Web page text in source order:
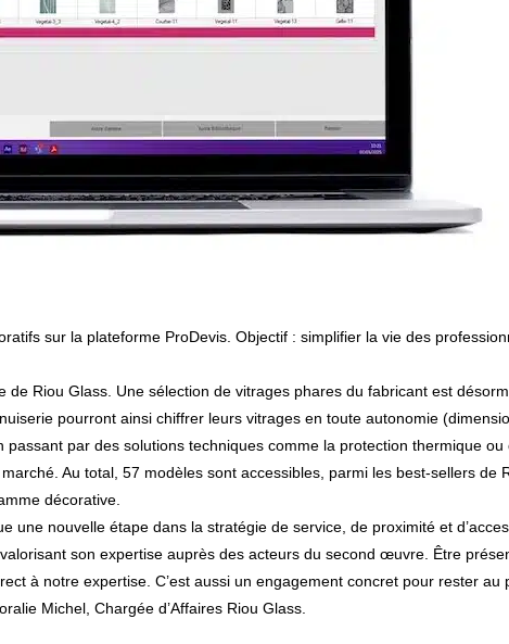
Riou Glass. Une sélection de vitrages phares du fabricant est
pourront ainsi chiffrer leurs vitrages en toute autonomie
par des solutions techniques comme la protection thermique
Au total, 57 modèles sont accessibles, parmi les best-sellers de
décorative.
nouvelle étape dans la stratégie de service, de proximité et
son expertise auprès des acteurs du second œuvre. Être
à notre expertise. C’est aussi un engagement concret pour rester au
Michel, Chargée d’Affaires Riou Glass.